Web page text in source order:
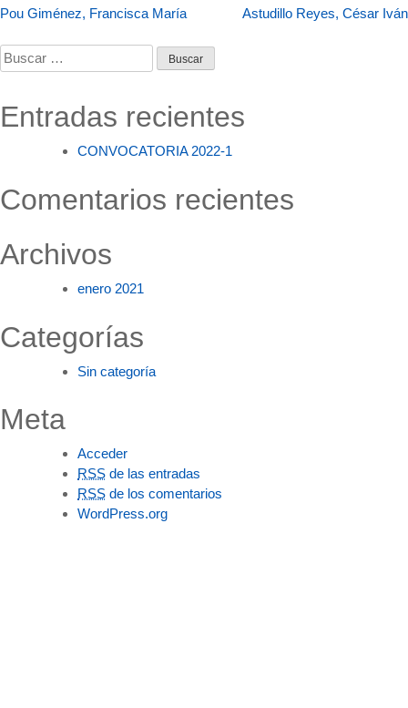
Navegación
de
Pou Giménez, Francisca María Astudillo Reyes, César Iván
Buscar:
Entradas recientes
CONVOCATORIA 2022-1
Comentarios recientes
Archivos
enero 2021
Categorías
Sin categoría
Meta
Acceder
RSS de las entradas
RSS de los comentarios
WordPress.org